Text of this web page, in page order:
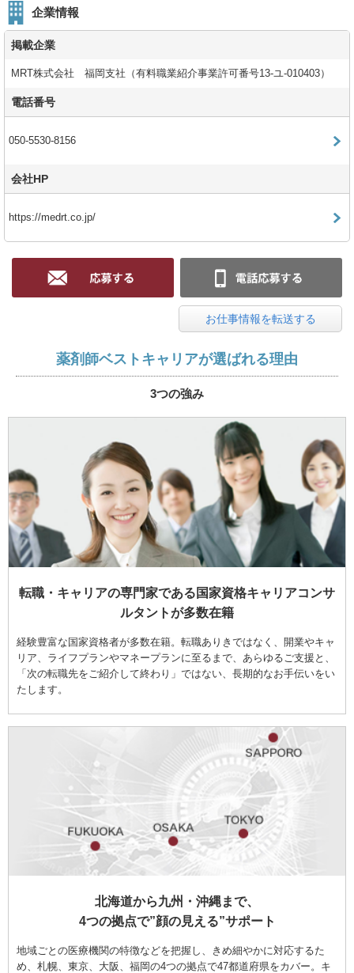
企業情報
掲載企業
MRT株式会社 福岡支社（有料職業紹介事業許可番号13-ユ-010403）
電話番号
050-5530-8156
会社HP
https://medrt.co.jp/
お仕事情報を転送する
薬剤師ベストキャリアが選ばれる理由
3つの強み
転職・キャリアの専門家である国家資格キャリアコンサ
ルタントが多数在籍
経験豊富な国家資格者が多数在籍。転職ありきではなく、開業やキャ
リア、ライフプランやマネープランに至るまで、あらゆるご支援と、
「次の転職先をご紹介して終わり」ではない、長期的なお手伝いをい
たします。
北海道から九州・沖縄まで、
4つの拠点で”顔の見える”サポート
地域ごとの医療機関の特徴などを把握し、きめ細やかに対応するた
め、札幌、東京、大阪、福岡の4つの拠点で47都道府県をカバー。キ